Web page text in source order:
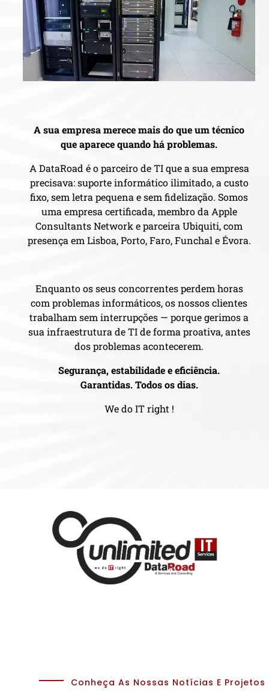
A sua empresa merece mais do que um técnico
que aparece quando há problemas.
A DataRoad é o parceiro de TI que a sua empresa
precisava: suporte informático ilimitado, a custo
fixo, sem letra pequena e sem fidelização. Somos
uma empresa certificada, membro da Apple
Consultants Network e parceira Ubiquiti, com
presença em Lisboa, Porto, Faro, Funchal e Évora.
Enquanto os seus concorrentes perdem horas
com problemas informáticos, os nossos clientes
trabalham sem interrupções — porque gerimos a
sua infraestrutura de TI de forma proativa, antes
dos problemas acontecerem.
Segurança, estabilidade e eficiência.
Garantidas. Todos os dias.
We do IT right !
Conheça As Nossas Notícias E Projetos